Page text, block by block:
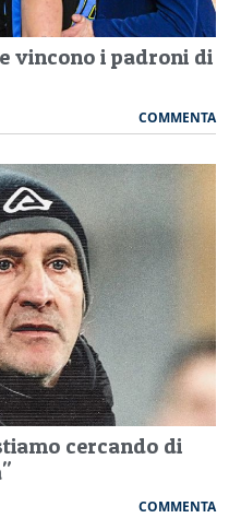
vincono i padroni di
COMMENTA
cercando di
COMMENTA